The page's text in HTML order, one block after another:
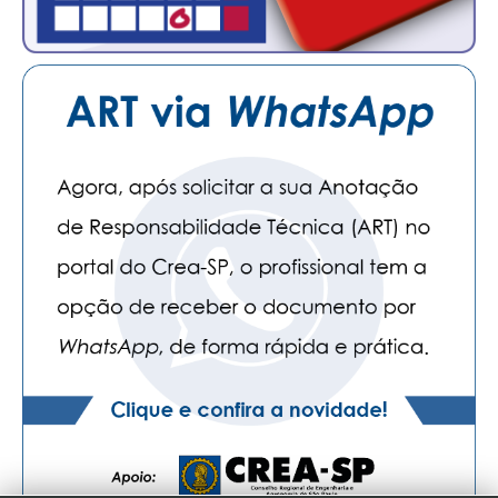
CONTATO
SEESP EDUCAÇÃO
PLATAFORMAS GRATUITAS
BENEFÍCIOS
APOSENTADORIA
PLANO DE SAÚDE